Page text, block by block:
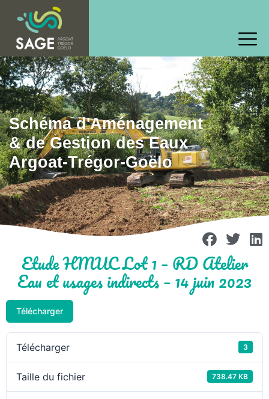
Schéma d'Aménagement
& de Gestion des Eaux
Argoat-Trégor-Goëlo
Etude HMUC Lot 1 – RD Atelier
Eau et usages indirects – 14 juin 2023
Télécharger
Télécharger 3
Taille du fichier 738.47 KB